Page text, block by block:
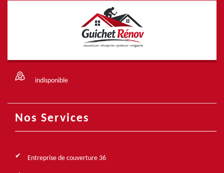
indisponible
Nos Services
Entreprise de couverture 36